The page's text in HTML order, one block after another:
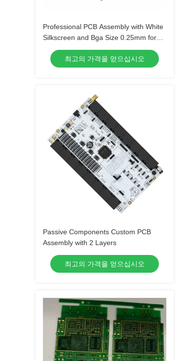
Professional PCB Assembly with White
Silkscreen and Bga Size 0.25mm for
Extreme Temperature Range -40 C -85
최고의 가격을 얻으십시오
Passive Components Custom PCB
Assembly with 2 Layers
최고의 가격을 얻으십시오